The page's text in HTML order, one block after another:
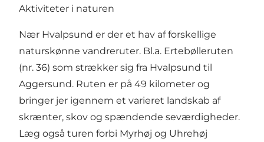
Aktiviteter i naturen
Nær Hvalpsund er der et hav af forskellige
naturskønne vandreruter. Bl.a. Ertebølleruten
(nr. 36) som strækker sig fra Hvalpsund til
Aggersund. Ruten er på 49 kilometer og
bringer jer igennem et varieret landskab af
skrænter, skov og spændende seværdigheder.
Læg også turen forbi Myrhøj og Uhrehøj